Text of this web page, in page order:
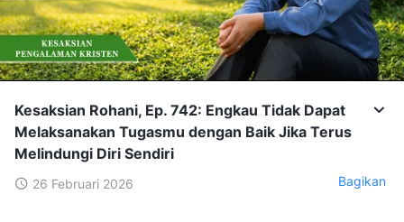
Kesaksian Rohani, Ep. 742: Engkau Tidak Dapat
Melaksanakan Tugasmu dengan Baik Jika Terus
Melindungi Diri Sendiri
26 Februari 2026 Bagikan